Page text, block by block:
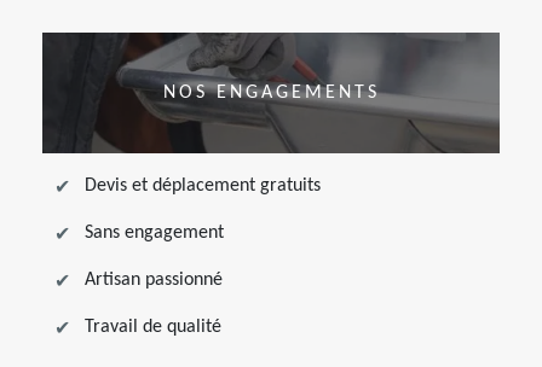
NOS ENGAGEMENTS
Devis et déplacement gratuits
Sans engagement
Artisan passionné
Travail de qualité